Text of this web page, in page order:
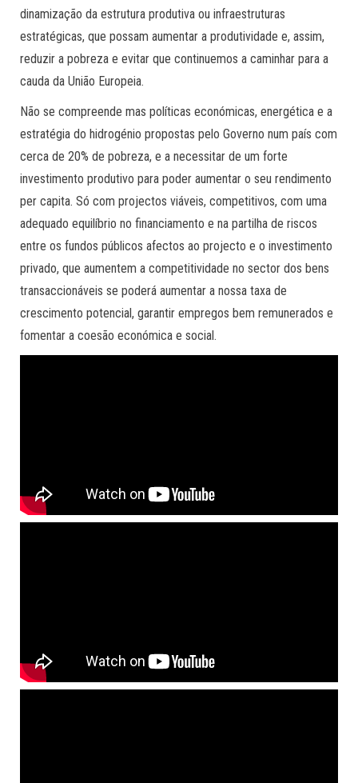
dinamização da estrutura produtiva ou infraestruturas
estratégicas, que possam aumentar a produtividade e, assim,
reduzir a pobreza e evitar que continuemos a caminhar para a
cauda da União Europeia.
Não se compreende mas políticas económicas, energética e a
estratégia do hidrogénio propostas pelo Governo num país com
cerca de 20% de pobreza, e a necessitar de um forte
investimento produtivo para poder aumentar o seu rendimento
per capita. Só com projectos viáveis, competitivos, com uma
adequado equilíbrio no financiamento e na partilha de riscos
entre os fundos públicos afectos ao projecto e o investimento
privado, que aumentem a competitividade no sector dos bens
transaccionáveis se poderá aumentar a nossa taxa de
crescimento potencial, garantir empregos bem remunerados e
fomentar a coesão económica e social.